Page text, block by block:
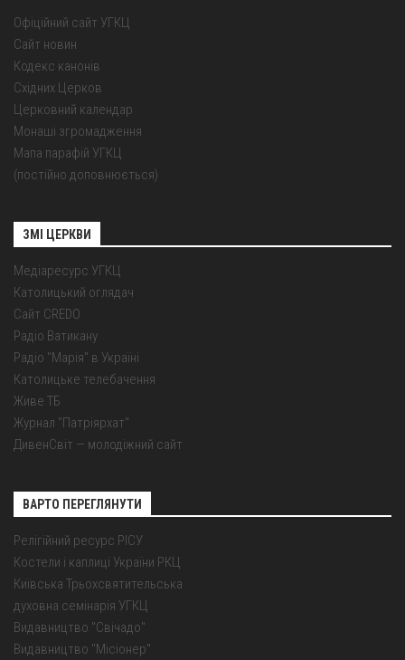
Офіційний сайт УГКЦ
Сайт новин
Кодекс канонів
Східних Церков
Церковний календар
Монаші згромадження
Мапа парафій УГКЦ
(постійно доповнюється)
ЗМІ ЦЕРКВИ
Медіаресурс УГКЦ
Католицький оглядач
Сайт CREDO
Радіо Ватикану
Радіо "Марія" в Україні
Католицьке телебачення
Живе ТБ
Журнал "Патріярхат"
ДивенСвіт — молодіжний сайт
ВАРТО ПЕРЕГЛЯНУТИ
Релігійний ресурс РІСУ
Костели і каплиці України РКЦ
Київська Трьохсвятительська
духовна семінарія УГКЦ
Видавництво "Свічадо"
Видавництво "Місіонер"